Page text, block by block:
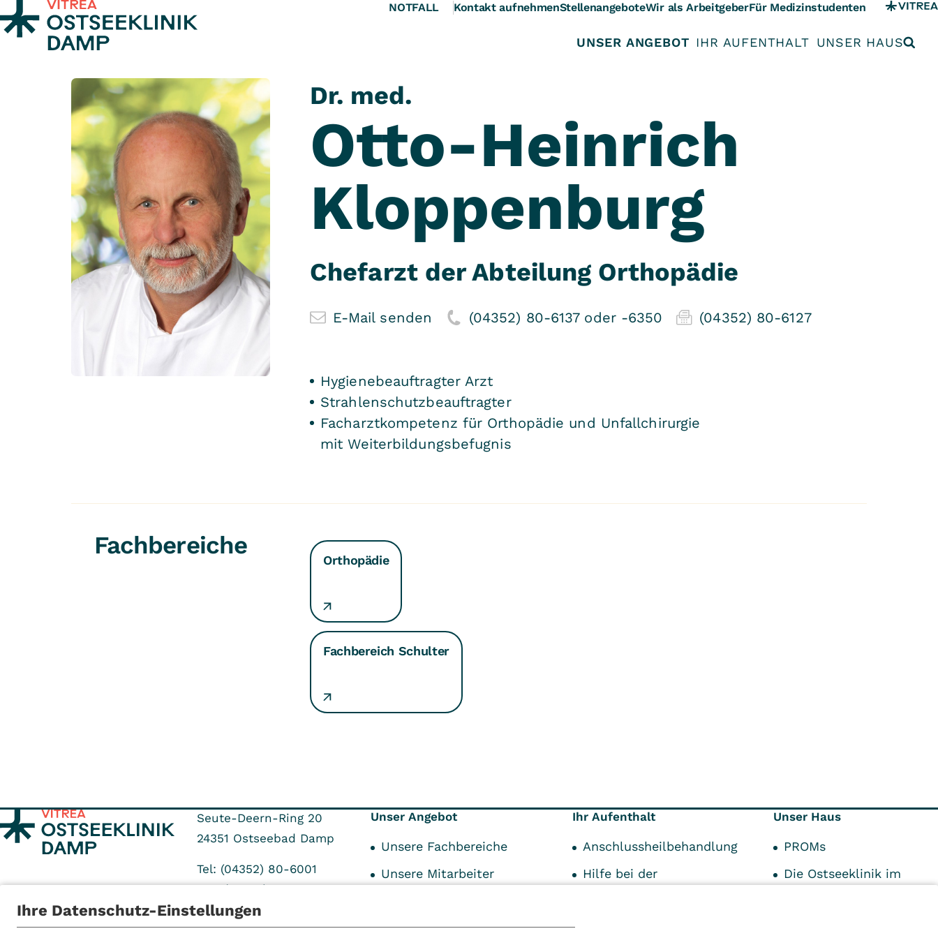
Zum Inhalt springen NOTFALL Kontakt aufnehmenStellenangeboteWir als ArbeitgeberFür Medizinstudenten
UNSER ANGEBOT IHR AUFENTHALT UNSER HAUS
Dr. med.
Otto-Heinrich
Kloppenburg
Chefarzt der Abteilung Orthopädie
E-Mail senden (04352) 80-6137 oder -6350 (04352) 80-6127
Hygienebeauftragter Arzt
Strahlenschutzbeauftragter
Facharztkompetenz für Orthopädie und Unfallchirurgie
mit Weiterbildungsbefugnis
Fachbereiche
Orthopädie
Fachbereich Schulter
Seute-Deern-Ring 20
24351 Ostseebad Damp
Tel: (04352) 80-6001
Fax: (04352) 80-6002
Unser Angebot
Unsere Fachbereiche
Unsere Mitarbeiter
Zusätzliche Angebote
Ihr Aufenthalt
Anschlussheilbehandlung
Hilfe bei der
Unser Haus
PROMs
Die Ostseeklinik im
Ihre Datenschutz-Einstellungen